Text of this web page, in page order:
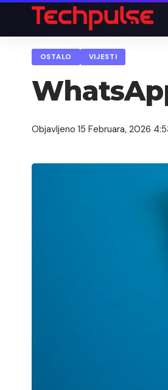
OSTALO VIJESTI
Objavljeno 15 Februara, 2026